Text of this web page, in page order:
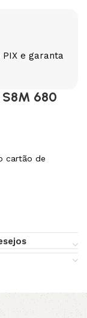
e garanta
S8M 680
cartão de